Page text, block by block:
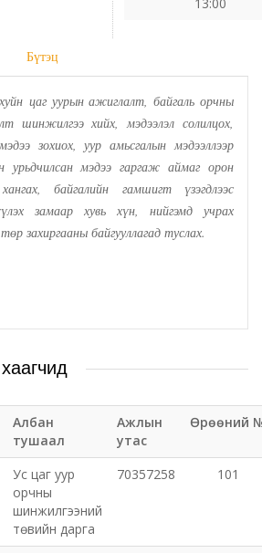
шинжилгээний төв
хөгжил, хамгааллын газар
үйлчилгээний газар
гүйцэтгэх газар-437 дугаар
газар
төв
газар
Бүтэц
цаг уурын ажиглалт, байгаль орчны
шинжилгээ хийх, мэдээлэл солилцох,
зохиох, уур амьсгалын мэдээллээр
урьдчилсан мэдээ гаргаж аймаг орон
байгалийн гамшигт үзэгдлээс
замаар хувь хүн, нийгэмд учрах
захиргааны байгууллагад туслах.
Албан
тушаал
Ажлын
утас
Өрөөний
Ус цаг уур
орчны
шинжилгээний
төвийн дарга
70357258 101